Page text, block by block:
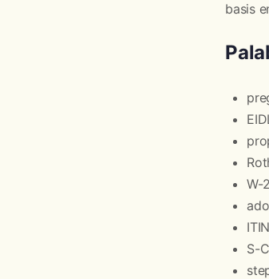
basis
W-
S-